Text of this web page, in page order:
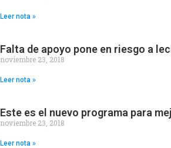
Leer nota »
Falta de apoyo pone en riesgo a
noviembre 23, 2018
Leer nota »
Este es el nuevo programa para
noviembre 23, 2018
Leer nota »